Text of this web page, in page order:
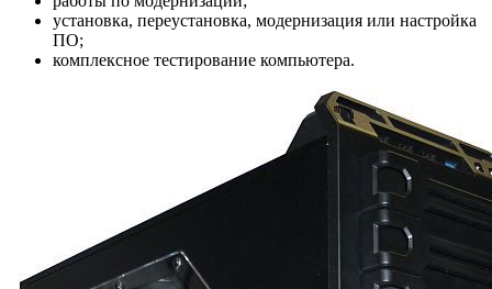
установка, переустановка, модернизация или настройка
ПО;
комплексное тестирование компьютера.